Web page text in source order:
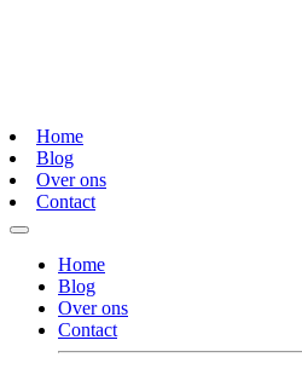
Home
Blog
Over ons
Contact
Home
Blog
Over ons
Contact